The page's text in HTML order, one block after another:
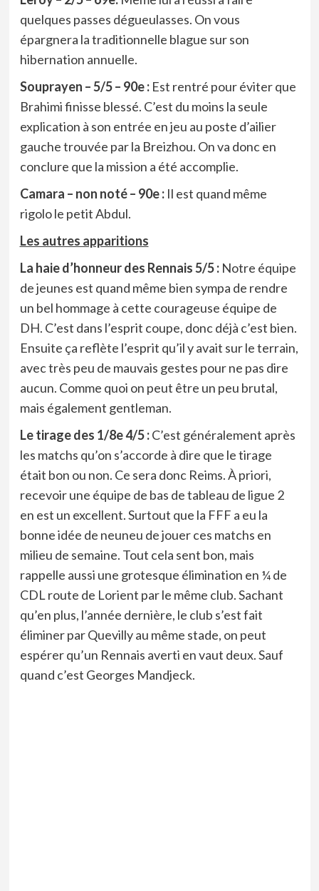
quelques passes dégueulasses. On vous
épargnera la traditionnelle blague sur son
hibernation annuelle.
Souprayen – 5/5 – 90e : Est rentré pour éviter que
Brahimi finisse blessé. C’est du moins la seule
explication à son entrée en jeu au poste d’ailier
gauche trouvée par la Breizhou. On va donc en
conclure que la mission a été accomplie.
Camara – non noté – 90e : Il est quand même
rigolo le petit Abdul.
Les autres apparitions
La haie d’honneur des Rennais 5/5 : Notre équipe
de jeunes est quand même bien sympa de rendre
un bel hommage à cette courageuse équipe de
DH. C’est dans l’esprit coupe, donc déjà c’est bien.
Ensuite ça reflète l’esprit qu’il y avait sur le terrain,
avec très peu de mauvais gestes pour ne pas dire
aucun. Comme quoi on peut être un peu brutal,
mais également gentleman.
Le tirage des 1/8e 4/5 :C’est généralement après
les matchs qu’on s’accorde à dire que le tirage
était bon ou non. Ce sera donc Reims. À priori,
recevoir une équipe de bas de tableau de ligue 2
en est un excellent. Surtout que la FFF a eu la
bonne idée de neuneu de jouer ces matchs en
milieu de semaine. Tout cela sent bon, mais
rappelle aussi une grotesque élimination en ¼ de
CDL route de Lorient par le même club. Sachant
qu’en plus, l’année dernière, le club s’est fait
éliminer par Quevilly au même stade, on peut
espérer qu’un Rennais averti en vaut deux. Sauf
quand c’est Georges Mandjeck.